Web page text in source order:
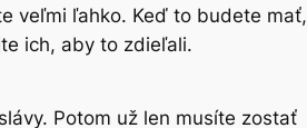
veľmi ľahko. Keď to budete mať,
ich, aby to zdieľali.
Potom už len musíte zostať